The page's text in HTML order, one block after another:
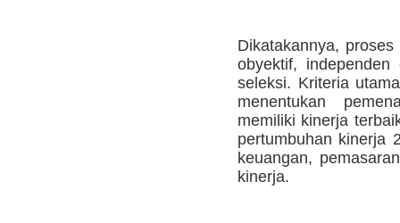
Dikatakannya,
obyektif,
seleksi. Kriteria
menentukan
memiliki kinerja
pertumbuhan kinerja
keuangan,
kinerja.